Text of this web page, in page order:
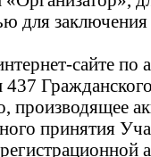
для
сайте по
437
производящее
принятия